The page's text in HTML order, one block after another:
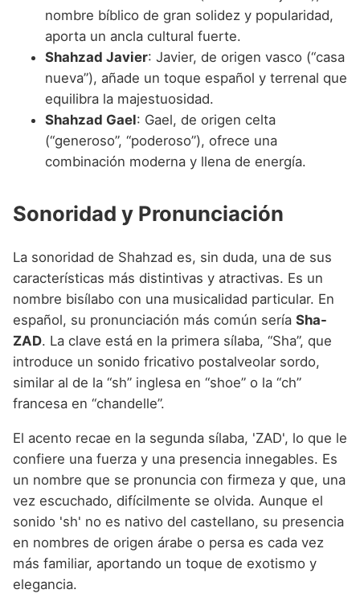
nombre bíblico de gran solidez y popularidad,
aporta un ancla cultural fuerte.
Shahzad Javier: Javier, de origen vasco (“casa
nueva”), añade un toque español y terrenal que
equilibra la majestuosidad.
Shahzad Gael: Gael, de origen celta
(“generoso”, “poderoso”), ofrece una
combinación moderna y llena de energía.
Sonoridad y Pronunciación
La sonoridad de Shahzad es, sin duda, una de sus
características más distintivas y atractivas. Es un
nombre bisílabo con una musicalidad particular. En
español, su pronunciación más común sería Sha-
ZAD. La clave está en la primera sílaba, “Sha”, que
introduce un sonido fricativo postalveolar sordo,
similar al de la “sh” inglesa en “shoe” o la “ch”
francesa en “chandelle”.
El acento recae en la segunda sílaba, 'ZAD', lo que le
confiere una fuerza y una presencia innegables. Es
un nombre que se pronuncia con firmeza y que, una
vez escuchado, difícilmente se olvida. Aunque el
sonido 'sh' no es nativo del castellano, su presencia
en nombres de origen árabe o persa es cada vez
más familiar, aportando un toque de exotismo y
elegancia.